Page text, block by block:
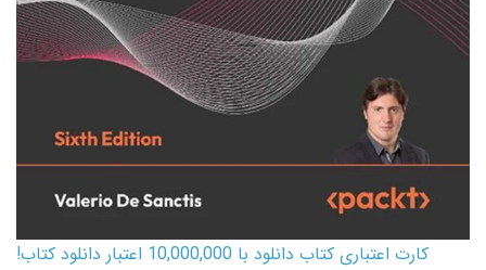
کارت اعتباری کتاب دانلود با 10,000,000 اعتبار دانلود کتاب!